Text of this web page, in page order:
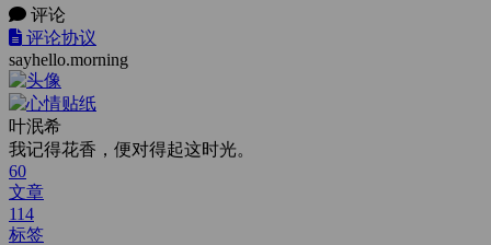
评论
评论协议
sayhello.morning
叶泯希
我记得花香，便对得起这时光。
60
文章
114
标签